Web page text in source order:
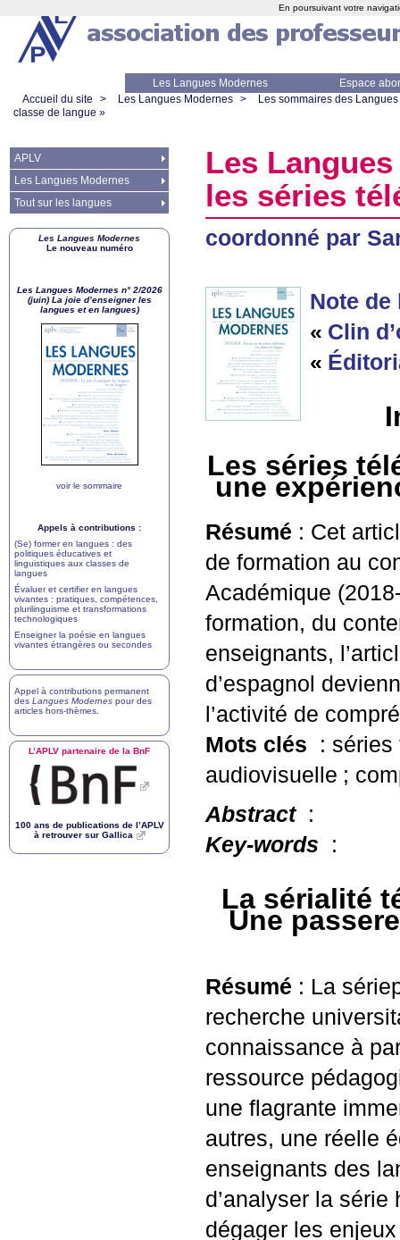
Les Langues Modernes
Espace
Accueil du site
> Les Langues Modernes >
Les sommaires des
classe de langue »
Les
les séries
coordonné par
Note de
« Clin
«
Les séries
une
Résumé : Cet
de formation au
Académique
formation, du
enseignants,
d’espagnol
l’activité de
Mots clés
: séries
audiovisuelle ;
Abstract :
Key-words
:
La sérialité
Une
Résumé : La
recherche
connaissance à
ressource
une flagrante
autres, une réelle
enseignants des
d’analyser la
dégager les
APLV
Les Langues Modernes
Tout sur les langues
Les Langues Modernes
Le nouveau numéro
Les Langues Modernes n° 2/2026
(juin) La joie d’enseigner les
langues et en langues)
voir le sommaire
Appels à contributions :
(Se) former en langues : des
politiques éducatives et
linguistiques aux classes de
langues
Évaluer et certifier en langues
vivantes : pratiques, compétences,
plurilinguisme et transformations
technologiques
Enseigner la poésie en langues
vivantes étrangères ou secondes
Appel à contributions permanent
des Langues Modernes pour des
articles hors-thèmes
L’APLV partenaire de la BnF
100 ans de publications de l’APLV
à retrouver sur Gallica
En poursuivant votre